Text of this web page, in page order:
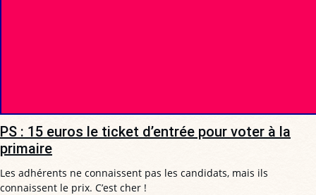
PS : 15 euros le ticket d’entrée pour voter à la
primaire
Les adhérents ne connaissent pas les candidats, mais ils
connaissent le prix. C’est cher !